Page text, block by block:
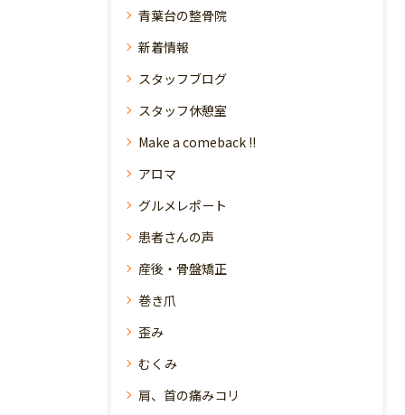
青葉台の整骨院
新着情報
スタッフブログ
スタッフ休憩室
Make a comeback !!
アロマ
グルメレポート
患者さんの声
産後・骨盤矯正
巻き爪
歪み
むくみ
肩、首の痛みコリ